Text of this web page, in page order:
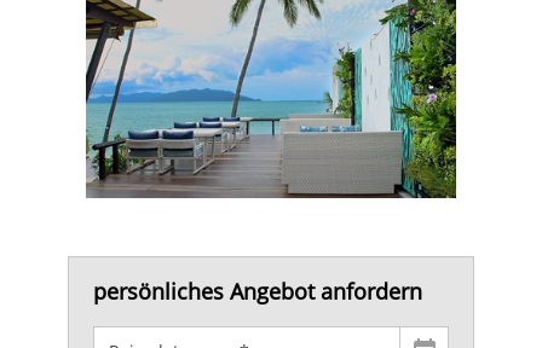
persönliches Angebot anfordern